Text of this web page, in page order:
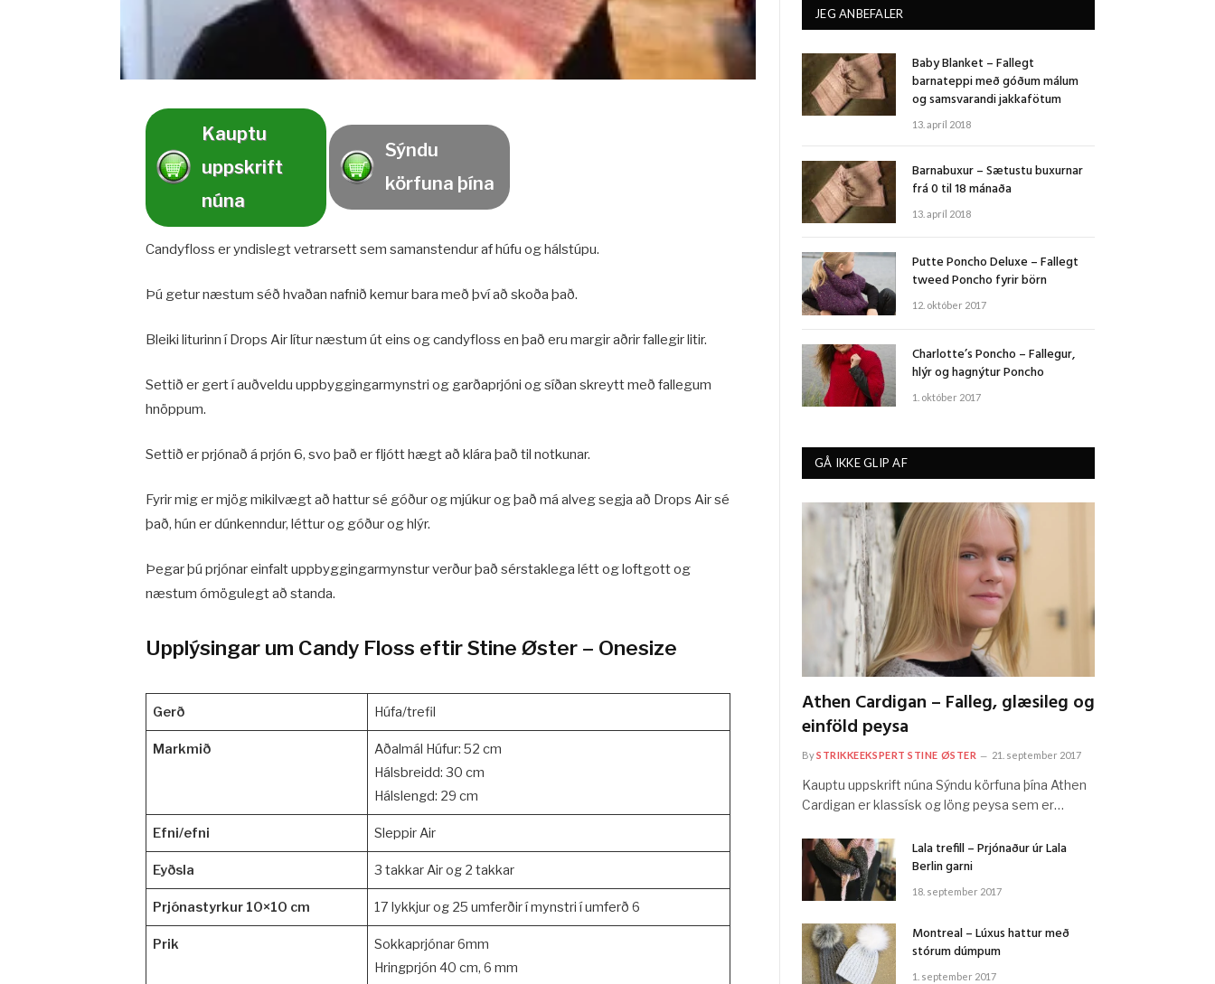
Kauptu
uppskrift
núna
Sýndu
körfuna þína
Candyfloss er yndislegt vetrarsett sem samanstendur af húfu og hálstúpu.
Þú getur næstum séð hvaðan nafnið kemur bara með því að skoða það.
Bleiki liturinn í Drops Air lítur næstum út eins og candyfloss en það eru margir aðrir fallegir litir.
Settið er gert í auðveldu uppbyggingarmynstri og garðaprjóni og síðan skreytt með fallegum
hnöppum.
Settið er prjónað á prjón 6, svo það er fljótt hægt að klára það til notkunar.
Fyrir mig er mjög mikilvægt að hattur sé góður og mjúkur og það má alveg segja að Drops Air sé
það, hún er dúnkenndur, léttur og góður og hlýr.
Þegar þú prjónar einfalt uppbyggingarmynstur verður það sérstaklega létt og loftgott og
næstum ómögulegt að standa.
Upplýsingar um Candy Floss eftir Stine Øster – Onesize
Gerð Húfa/trefil
Markmið
Aðalmál Húfur: 52 cm
Hálsbreidd: 30 cm
Hálslengd: 29 cm
Efni/efni Sleppir Air
Eyðsla 3 takkar Air og 2 takkar
Prjónastyrkur 10×10 cm 17 lykkjur og 25 umferðir í mynstri í umferð 6
Prik
Sokkaprjónar 6mm
Hringprjón 40 cm, 6 mm
JEG ANBEFALER
Baby Blanket – Fallegt
barnateppi með góðum málum
og samsvarandi jakkafötum
13. apríl 2018
Barnabuxur – Sætustu buxurnar
frá 0 til 18 mánaða
13. apríl 2018
Putte Poncho Deluxe – Fallegt
tweed Poncho fyrir börn
12. október 2017
Charlotte’s Poncho – Fallegur,
hlýr og hagnýtur Poncho
1. október 2017
GÅ IKKE GLIP AF
Athen Cardigan – Falleg, glæsileg og
einföld peysa
BySTRIKKEEKSPERT STINE ØSTER 21. september 2017
Kauptu uppskrift núna Sýndu körfuna þína Athen
Cardigan er klassísk og löng peysa sem er…
Lala trefill – Prjónaður úr Lala
Berlin garni
18. september 2017
Montreal – Lúxus hattur með
stórum dúmpum
1. september 2017